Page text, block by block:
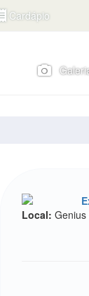
Cardápio
Local: